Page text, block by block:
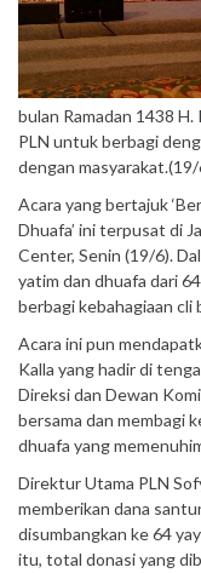
bulan Ramadan 1438
PLN untuk berbagi
dengan masyarakat.(19/
Acara yang bertajuk
Dhuafa’ ini terpusat di
Center, Senin (19/6).
yatim dan dhuafa dari
berbagi kebahagiaan cli
Acara ini pun
Kalla yang hadir di
Direksi dan Dewan
bersama dan membagi
dhuafa yang
Direktur Utama PLN
memberikan dana
disumbangkan ke 64
itu, total donasi yang